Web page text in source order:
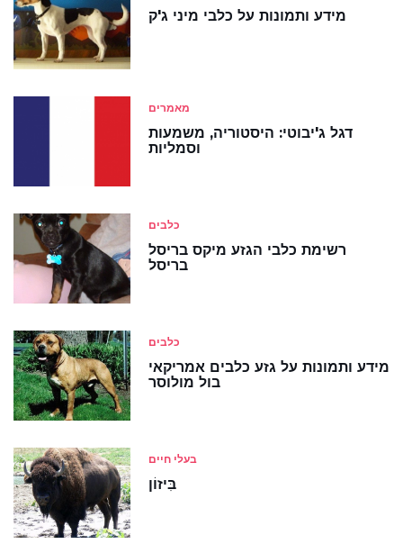
מידע ותמונות על כלבי מיני ג'ק
מאמרים
דגל ג'יבוטי: היסטוריה, משמעות
וסמליות
כלבים
רשימת כלבי הגזע מיקס בריסל
בריסל
כלבים
מידע ותמונות על גזע כלבים אמריקאי
בול מולוסר
בעלי חיים
בִּיזוֹן